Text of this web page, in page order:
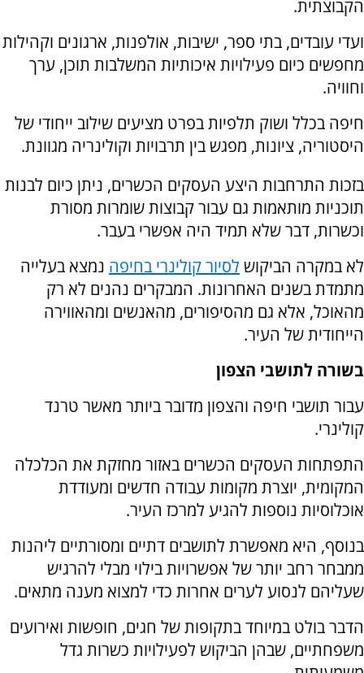
הקבוצתית.
ועדי עובדים, בתי ספר, ישיבות, אולפנות, ארגונים וקהילות
מחפשים כיום פעילויות איכותיות המשלבות תוכן, ערך
וחוויה.
חיפה בכלל ושוק תלפיות בפרט מציעים שילוב ייחודי של
היסטוריה, ציונות, מפגש בין תרבויות וקולינריה מגוונת.
בזכות התרחבות היצע העסקים הכשרים, ניתן כיום לבנות
תוכניות מותאמות גם עבור קבוצות שומרות מסורת
וכשרות, דבר שלא תמיד היה אפשרי בעבר.
לא במקרה הביקוש לסיור קולינרי בחיפה נמצא בעלייה
מתמדת בשנים האחרונות. המבקרים נהנים לא רק
מהאוכל, אלא גם מהסיפורים, מהאנשים ומהאווירה
הייחודית של העיר.
בשורה לתושבי הצפון
עבור תושבי חיפה והצפון מדובר ביותר מאשר טרנד
קולינרי.
התפתחות העסקים הכשרים באזור מחזקת את הכלכלה
המקומית, יוצרת מקומות עבודה חדשים ומעודדת
אוכלוסיות נוספות להגיע למרכז העיר.
בנוסף, היא מאפשרת לתושבים דתיים ומסורתיים ליהנות
ממבחר רחב יותר של אפשרויות בילוי מבלי להרגיש
שעליהם לנסוע לערים אחרות כדי למצוא מענה מתאים.
הדבר בולט במיוחד בתקופות של חגים, חופשות ואירועים
משפחתיים, שבהן הביקוש לפעילויות כשרות גדל